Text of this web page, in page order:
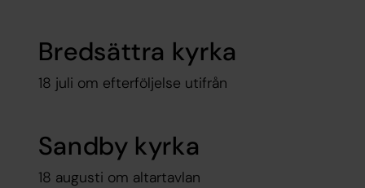
Bredsättra kyrka
18 juli om efterföljelse utifrån
Sandby kyrka
18 augusti om altartavlan